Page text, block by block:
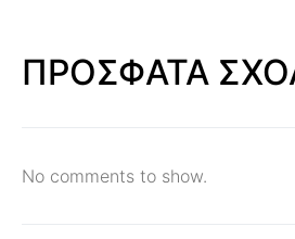
ΠΡΟΣΦΑΤΑ
No comments to show.